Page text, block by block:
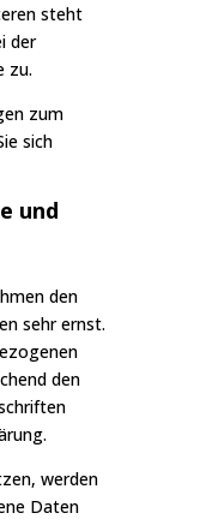
steht
der
zu.
zum
sich
und
den
sehr ernst.
den
werden
Daten